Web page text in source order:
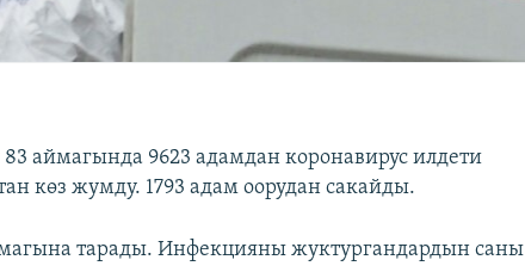
аймагында 9623 адамдан коронавирус илдети
көз жумду. 1793 адам оорудан сакайды.
тарады. Инфекцияны жуктургандардын саны